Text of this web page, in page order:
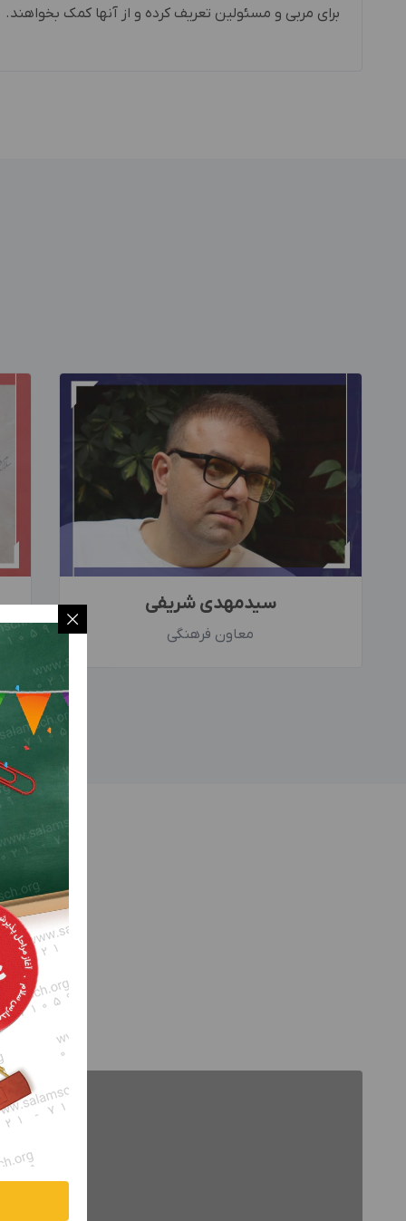
برای مربی و مسئولین تعریف کرده و از آنها کمک بخواهند.
سیدمهدی شریفی
معاون فرهنگی